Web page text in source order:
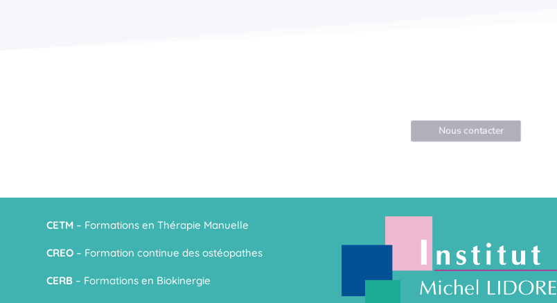
Nous contacter
CETM – Formations en Thérapie Manuelle
CREO – Formation continue des ostéopathes
CERB – Formations en Biokinergie